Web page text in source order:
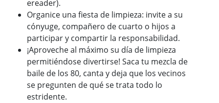
ereader).
Organice una fiesta de limpieza: invite a su
cónyuge, compañero de cuarto o hijos a
participar y compartir la responsabilidad.
¡Aproveche al máximo su día de limpieza
permitiéndose divertirse! Saca tu mezcla de
baile de los 80, canta y deja que los vecinos
se pregunten de qué se trata todo lo
estridente.